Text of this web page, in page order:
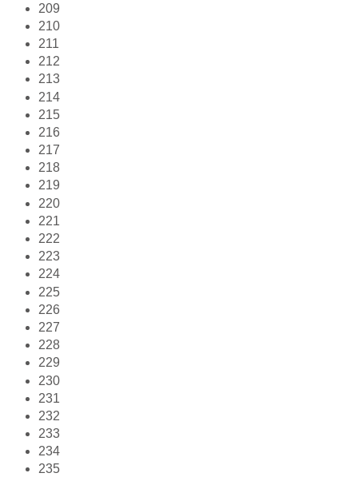
209
210
211
212
213
214
215
216
217
218
219
220
221
222
223
224
225
226
227
228
229
230
231
232
233
234
235